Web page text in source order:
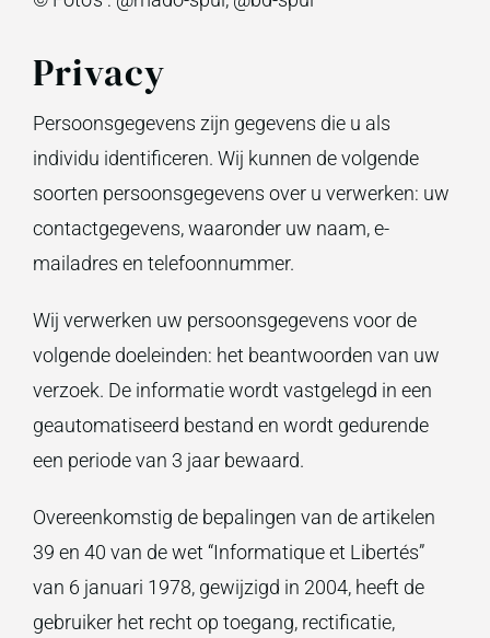
Privacy
Persoonsgegevens zijn gegevens die u als
individu identificeren. Wij kunnen de volgende
soorten persoonsgegevens over u verwerken: uw
contactgegevens, waaronder uw naam, e-
mailadres en telefoonnummer.
Wij verwerken uw persoonsgegevens voor de
volgende doeleinden: het beantwoorden van uw
verzoek. De informatie wordt vastgelegd in een
geautomatiseerd bestand en wordt gedurende
een periode van 3 jaar bewaard.
Overeenkomstig de bepalingen van de artikelen
39 en 40 van de wet “Informatique et Libertés”
van 6 januari 1978, gewijzigd in 2004, heeft de
gebruiker het recht op toegang, rectificatie,